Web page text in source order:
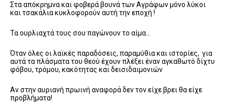
Στα απόκρημνα και φοβερά βουνά των Αγράφων μόνο λύκοι
και τσακάλια κυκλοφορούν αυτή την εποχή !
Τα ουρλιαχτά τους σου παγώνουν το αίμα…
Όταν όλες οι λαϊκές παραδόσεις, παραμύθια και ιστορίες, για
αυτά τα πλάσματα του θεού έχουν πλέξει έναν αγκαθωτό δίχτυ
φόβου, τρόμου, κακότητας και δεισιδαιμονιών
Αν στην αυριανή πρωινή αναφορά δεν τον είχε βρει θα είχε
προβλήματα!